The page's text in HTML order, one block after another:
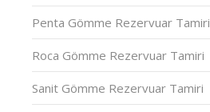
Penta Gömme Rezervuar Tamiri
Roca Gömme Rezervuar Tamiri
Sanit Gömme Rezervuar Tamiri